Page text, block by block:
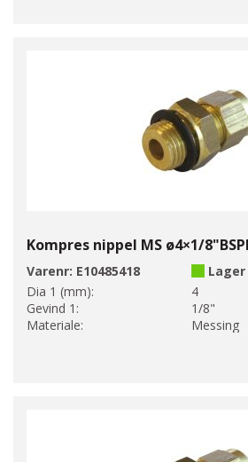
Kompres nippel MS ø4×1/
Varenr: E10485418
Lager
Dia 1 (mm):
4
Gevind 1:
1/8"
Materiale:
Messing